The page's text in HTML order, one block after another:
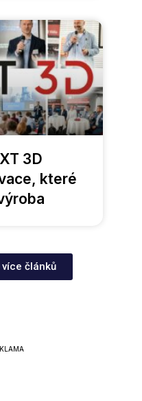
3D
které
článků